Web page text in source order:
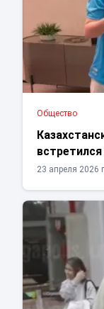
Общество
23 апреля 2026